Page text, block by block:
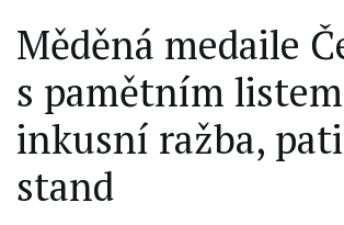
Měděná medaile
s pamětním
inkusní ražba,
stand